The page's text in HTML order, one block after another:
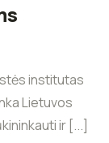
institutas
Lietuvos
ir [...]